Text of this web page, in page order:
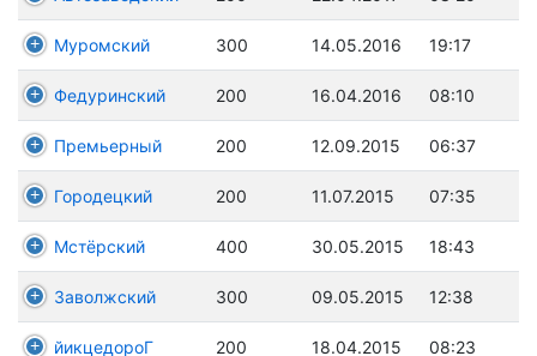
Муромский 300 14.05.2016 19:17
Федуринский 200 16.04.2016 08:10
Премьерный 200 12.09.2015 06:37
Городецкий 200 11.07.2015 07:35
Мстёрский 400 30.05.2015 18:43
Заволжский 300 09.05.2015 12:38
йикцедороГ 200 18.04.2015 08:23